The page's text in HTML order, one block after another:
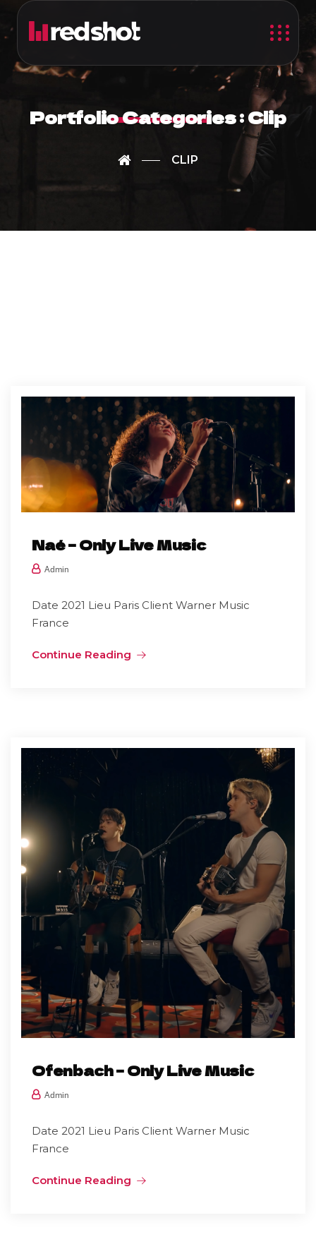
Portfolio Categories :Clip
CLIP
Naé – Only Live Music
Admin
Date 2021 Lieu Paris Client Warner Music
France
Continue Reading
Ofenbach – Only Live Music
Admin
Date 2021 Lieu Paris Client Warner Music
France
Continue Reading